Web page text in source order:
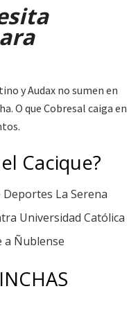
y Audax no sumen en
O que Cobresal caiga en
Cacique?
La Serena
Universidad Católica
a Ñublense